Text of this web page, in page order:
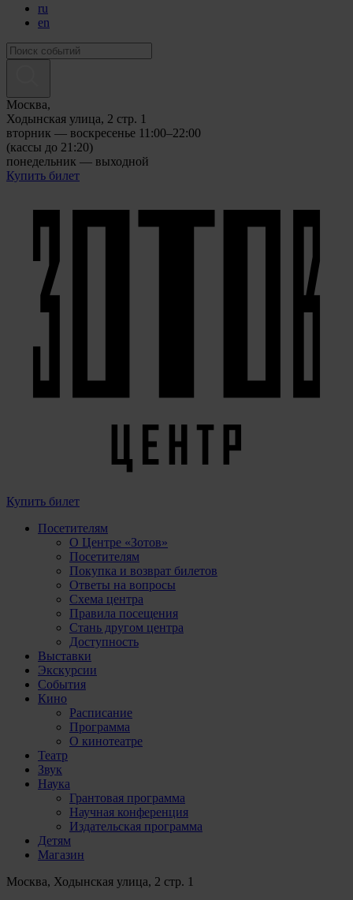
ru
en
Москва,
Ходынская улица, 2 стр. 1
вторник — воскресенье 11:00–22:00
(кассы до 21:20)
понедельник — выходной
Купить билет
Купить билет
Посетителям
О Центре «Зотов»
Посетителям
Покупка и возврат билетов
Ответы на вопросы
Схема центра
Правила посещения
Стань другом центра
Доступность
Выставки
Экскурсии
События
Кино
Расписание
Программа
О кинотеатре
Театр
Звук
Наука
Грантовая программа
Научная конференция
Издательская программа
Детям
Магазин
Москва, Ходынская улица, 2 стр. 1